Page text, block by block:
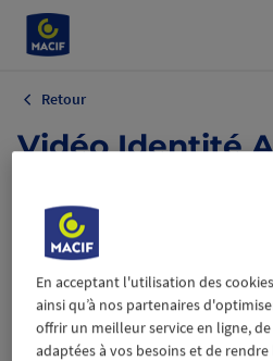
Retour
Vidéo Identité
12 janvier 2021
En acceptant l'utilisation des
ainsi qu’à nos partenaires
offrir un meilleur service en ligne,
adaptées à vos besoins et de